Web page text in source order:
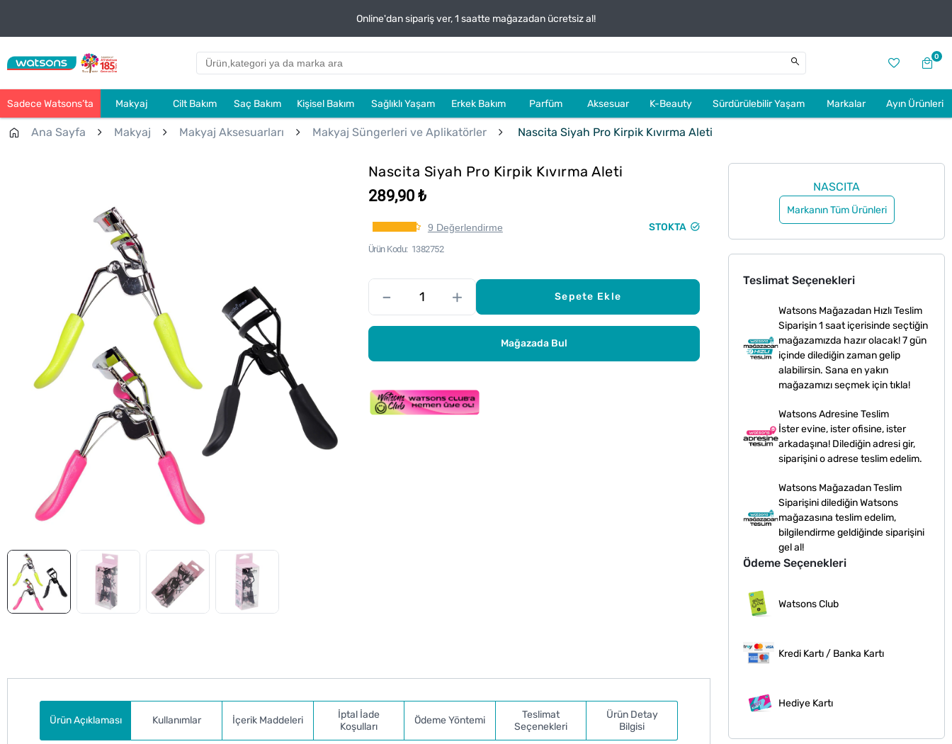
Online'dan sipariş ver, 1 saatte mağazadan ücretsiz al!
0
Sadece Watsons’ta Makyaj Cilt Bakım Saç Bakım Kişisel Bakım Sağlıklı Yaşam Erkek Bakım Parfüm Aksesuar K-Beauty Sürdürülebilir Yaşam Markalar Ayın Ürünleri
Ana Sayfa Makyaj Makyaj Aksesuarları Makyaj Süngerleri ve Aplikatörler Nascita Siyah Pro Kirpik Kıvırma Aleti
Nascita Siyah Pro Kirpik Kıvırma Aleti
289,90 ₺
9 Değerlendirme STOKTA
Ürün Kodu 1382752
– + Sepete Ekle
Mağazada Bul
NASCITA
Markanın Tüm Ürünleri
Teslimat Seçenekleri
Watsons Mağazadan Hızlı Teslim
Siparişin 1 saat içerisinde seçtiğin
mağazamızda hazır olacak! 7 gün
içinde dilediğin zaman gelip
alabilirsin. Sana en yakın
mağazamızı seçmek için tıkla!
Watsons Adresine Teslim
İster evine, ister ofisine, ister
arkadaşına! Dilediğin adresi gir,
siparişini o adrese teslim edelim.
Watsons Mağazadan Teslim
Siparişini dilediğin Watsons
mağazasına teslim edelim,
bilgilendirme geldiğinde siparişini
gel al!
Ödeme Seçenekleri
Watsons Club
Kredi Kartı / Banka Kartı
Hediye Kartı
Ürün Açıklaması
Kullanımlar İçerik Maddeleri
İptal İade
Koşulları
Ödeme Yöntemi
Teslimat
Seçenekleri
Ürün Detay
Bilgisi